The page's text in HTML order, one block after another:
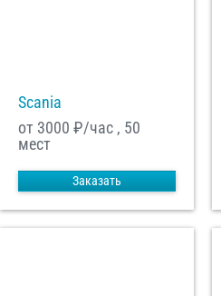
Scania
от 3000 ₽/час , 50
мест
Заказать